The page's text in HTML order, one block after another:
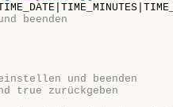
beenden
und beenden
true zurückgeben